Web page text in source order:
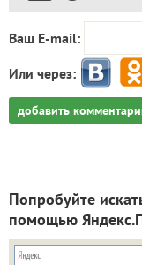
Ваш E-mail:
Или через:
добавить
Попробуйте
помощью